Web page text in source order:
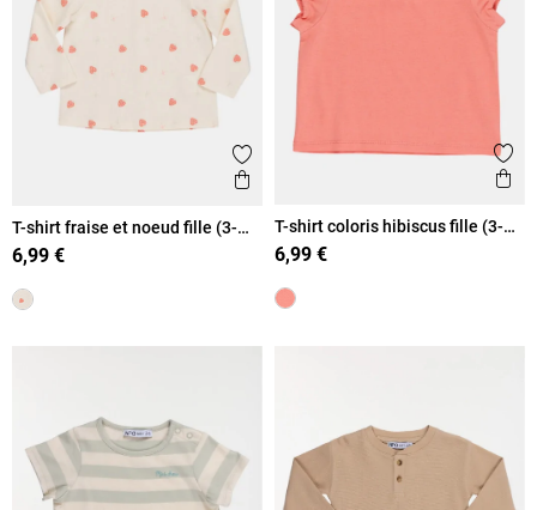
Ajouter aux favoris
Aperçu rapide
T-shirt fraise et noeud fille (3-
36M)
6,99 €
T-shirt coloris hibiscus fille (3-
36M)
6,99 €